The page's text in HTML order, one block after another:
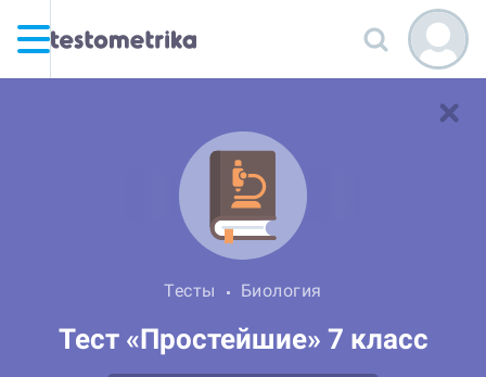
Тесты Биология
Тест «Простейшие» 7 класс